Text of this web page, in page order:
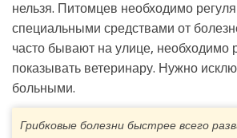
нельзя. Питомцев необходимо
специальными средствами от
часто бывают на улице, необходимо
показывать ветеринару. Нужно
больными.
Грибковые болезни быстрее всего